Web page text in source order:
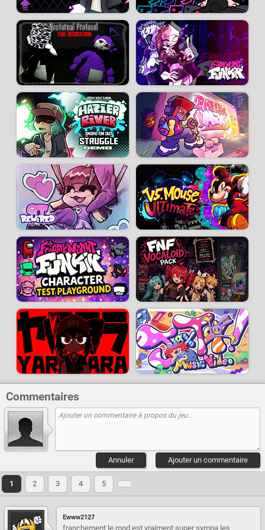
Jimmy Lore - Fortbite
Crédits :
Compositeur :Philiplol-gc-sherri - Rareblin-Biddle3-Sandi-FriedFrick
QoDax
Artistes :
FifLeo DastardlyDeacon - AnInternetsEcho-EllisBros-Squish
Offbi
Deeg JimboGames- sherri yoisabo-SuperKirbylover- Skyeetee
- Snowydreams
Programmation:Deeg-DuskieWhy- peakjuggler-useraqua
Acteurs vocaux :SuperKirbylover RecD-kloogybaboogy-Prinny
flyplague
-Beethovenus-issnate- Plank
Vous pouvez télécharger FNF D-Sides sur la page duMod original.
Note :FNF D-Sides 3.0 est en cours de portage, les chansons
manquantes ainsi que les dialogues de la week 6 seront ajoutées
prochainement.
Développeur :Philiplol- Joué1.8 M fois
Commentaires
Ajouter un commentaire
Annuler
1 2 3 4 5
Ewww2127
franchement le mod est vraiment super sympa les